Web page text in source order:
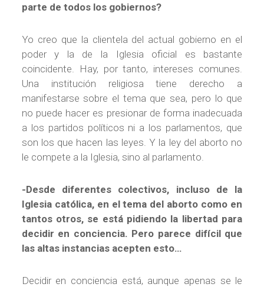
parte de todos los gobiernos?
Yo creo que la clientela del actual gobierno en el
poder y la de la Iglesia oficial es bastante
coincidente. Hay, por tanto, intereses comunes.
Una institución religiosa tiene derecho a
manifestarse sobre el tema que sea, pero lo que
no puede hacer es presionar de forma inadecuada
a los partidos políticos ni a los parlamentos, que
son los que hacen las leyes. Y la ley del aborto no
le compete a la Iglesia, sino al parlamento.
-Desde diferentes colectivos, incluso de la
Iglesia católica, en el tema del aborto como en
tantos otros, se está pidiendo la libertad para
decidir en conciencia. Pero parece difícil que
las altas instancias acepten esto…
Decidir en conciencia está, aunque apenas se le